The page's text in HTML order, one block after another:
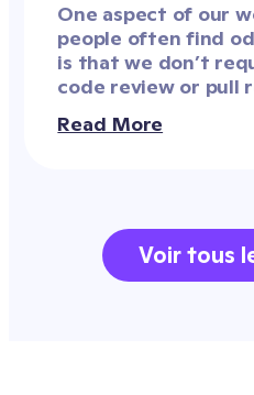
One aspect of our
people often find
is that we don’t
code review or pull
pushing to
reactions ranging
aversion.
Read More
Voir tous